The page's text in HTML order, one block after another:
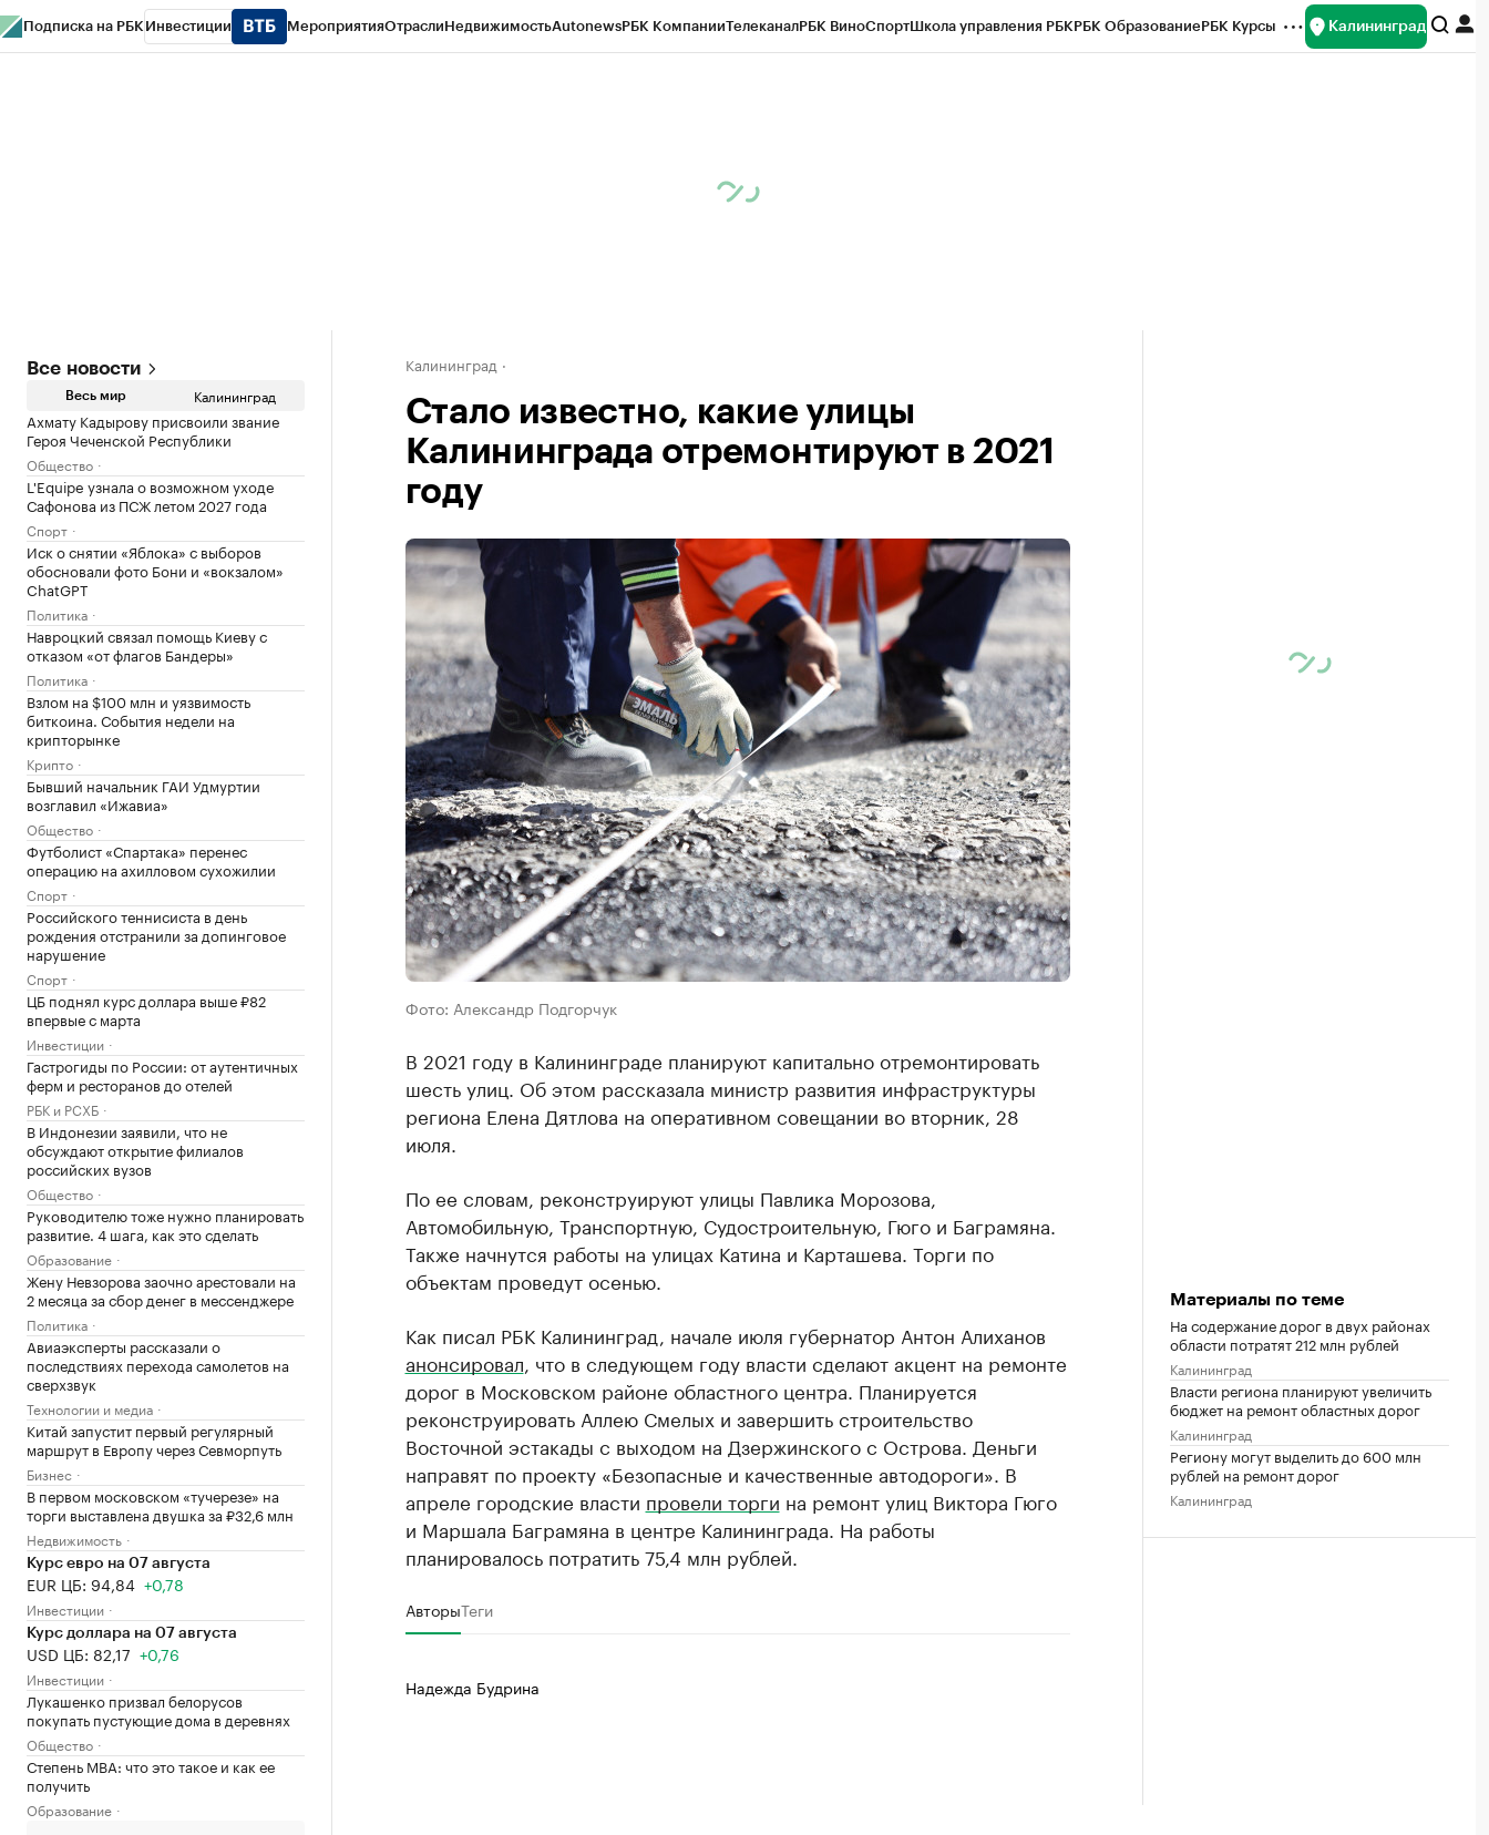
Подписка на РБК Инвестиции МероприятияОтраслиНедвижимостьAutonewsРБК КомпанииТелеканалРБК ВиноСпортШкола управления РБКРБК ОбразованиеРБК Курсы Калининград
Все новости
Весь мир Калининград
Ахмату Кадырову присвоили звание
Героя Чеченской Республики
Общество
L'Equipe узнала о возможном уходе
Сафонова из ПСЖ летом 2027 года
Спорт
Иск о снятии «Яблока» с выборов
обосновали фото Бони и «вокзалом»
ChatGPT
Политика
Навроцкий связал помощь Киеву с
отказом «от флагов Бандеры»
Политика
Взлом на $100 млн и уязвимость
биткоина. События недели на
крипторынке
Крипто
Бывший начальник ГАИ Удмуртии
возглавил «Ижавиа»
Общество
Футболист «Спартака» перенес
операцию на ахилловом сухожилии
Спорт
Российского теннисиста в день
рождения отстранили за допинговое
нарушение
Спорт
ЦБ поднял курс доллара выше ₽82
впервые с марта
Инвестиции
Гастрогиды по России: от аутентичных
ферм и ресторанов до отелей
РБК и РСХБ
В Индонезии заявили, что не
обсуждают открытие филиалов
российских вузов
Общество
Руководителю тоже нужно планировать
развитие. 4 шага, как это сделать
Образование
Жену Невзорова заочно арестовали на
2 месяца за сбор денег в мессенджере
Политика
Авиаэксперты рассказали о
последствиях перехода самолетов на
сверхзвук
Технологии и медиа
Китай запустит первый регулярный
маршрут в Европу через Севморпуть
Бизнес
В первом московском «тучерезе» на
торги выставлена двушка за ₽32,6 млн
Недвижимость
Курс евро на 07 августа
EUR ЦБ: 94,84 +0,78
Инвестиции
Курс доллара на 07 августа
USD ЦБ: 82,17 +0,76
Инвестиции
Лукашенко призвал белорусов
покупать пустующие дома в деревнях
Общество
Степень MBA: что это такое и как ее
получить
Образование
Калининград
Стало известно, какие улицы
Калининграда отремонтируют в 2021
году
Фото: Александр Подгорчук
В 2021 году в Калининграде планируют капитально отремонтировать
шесть улиц. Об этом рассказала министр развития инфраструктуры
региона Елена Дятлова на оперативном совещании во вторник, 28
июля.
По ее словам, реконструируют улицы Павлика Морозова,
Автомобильную, Транспортную, Судостроительную, Гюго и Баграмяна.
Также начнутся работы на улицах Катина и Карташева. Торги по
объектам проведут осенью.
Как писал РБК Калининград, начале июля губернатор Антон Алиханов
анонсировал , что в следующем году власти сделают акцент на ремонте
дорог в Московском районе областного центра. Планируется
реконструировать Аллею Смелых и завершить строительство
Восточной эстакады с выходом на Дзержинского с Острова. Деньги
направят по проекту «Безопасные и качественные автодороги». В
апреле городские власти провели торги на ремонт улиц Виктора Гюго
и Маршала Баграмяна в центре Калининграда. На работы
планировалось потратить 75,4 млн рублей.
АвторыТеги
Надежда Будрина
Материалы по теме
На содержание дорог в двух районах
области потратят 212 млн рублей
Калининград
Власти региона планируют увеличить
бюджет на ремонт областных дорог
Калининград
Региону могут выделить до 600 млн
рублей на ремонт дорог
Калининград